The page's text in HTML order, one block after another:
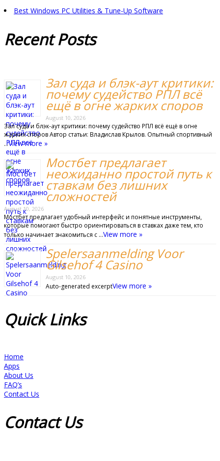
Best Windows PC Utilities & Tune-Up Software
RecentPosts
Зал суда и блэк-аут критики:
почему судейство РПЛ всё
ещё в огне жарких споров
August 10, 2026
Зал суда и блэк-аут критики: почему судейство РПЛ всё ещё в огне
жарких споров Автор статьи: Владислав Крылов. Опытный спортивный
…View more »
Мостбет предлагает
неожиданно простой путь к
ставкам без лишних
сложностей
August 10, 2026
Мостбет предлагает удобный интерфейс и понятные инструменты,
которые помогают быстро ориентироваться в ставках даже тем, кто
только начинает знакомиться с …View more »
Spelersaanmelding Voor
Gilsehof 4 Casino
August 10, 2026
Auto-generated excerptView more »
QuickLinks
Home
Apps
About Us
FAQ’s
Contact Us
ContactUs